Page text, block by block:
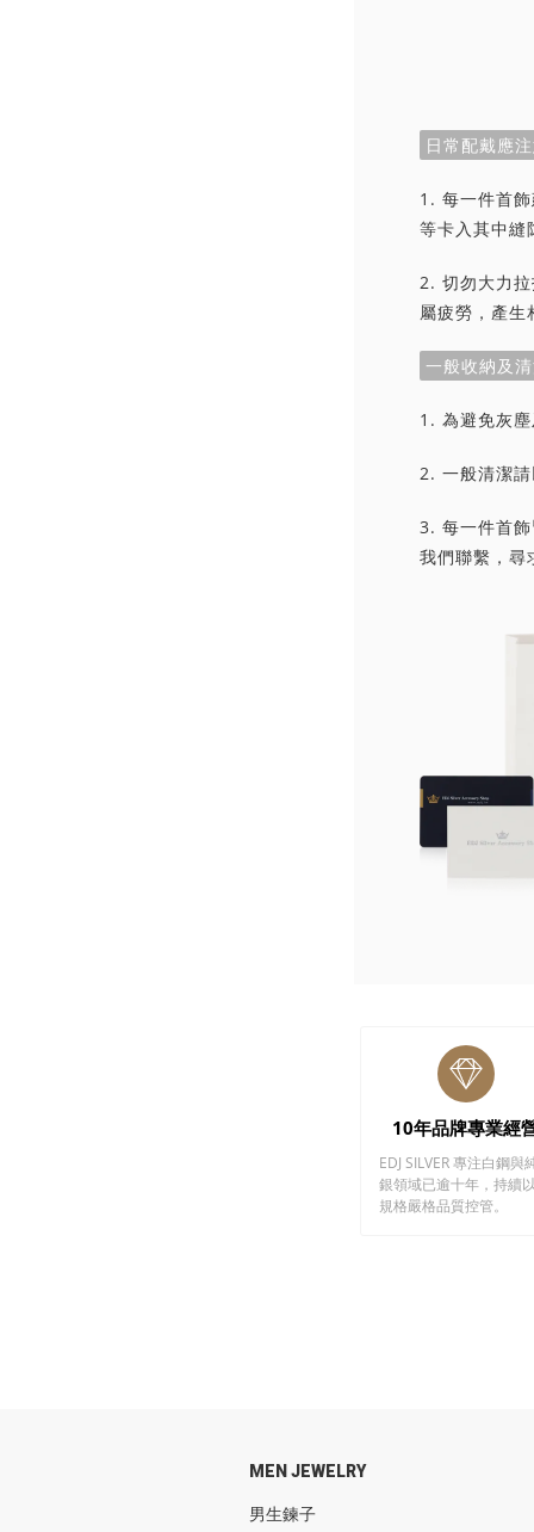
日常配戴應
1. 每一件首
等卡入其中縫
2. 切勿大力
屬疲勞，產生
一般收納及
1. 為避免灰
2. 一般清潔
3. 每一件首
我們聯繫，尋
10年品牌專業經
EDJ SILVER 專注白鋼與
銀領域已逾十年，持續
規格嚴格品質控管。
MEN JEWELRY
男生鍊子